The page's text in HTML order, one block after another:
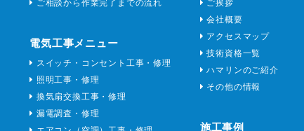
電気工事メニュー
スイッチ・コンセント工事・修理
照明工事・修理
換気扇交換工事・修理
漏電調査・修理
会社概要
アクセスマップ
技術資格一覧
ハマリンのご紹介
その他の情報
施工事例